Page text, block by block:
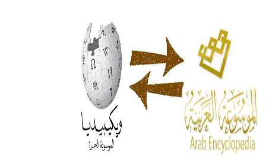
الحكم، الأدلة، تنظيم التغذية، ورسالته في جروح الرأس. ويعود
له الفضل بأنه حرر الطب من الدين والفلسفة.
- هل تعلم أن المرجان إفراز حيواني يتكون في البحر ويتركب
من مادة كربونات الكلسيوم، وهو أحمر أو شديد الحمرة وهو
أجود أنواعه، ويمتاز بكبر الحجم ويسمى الش